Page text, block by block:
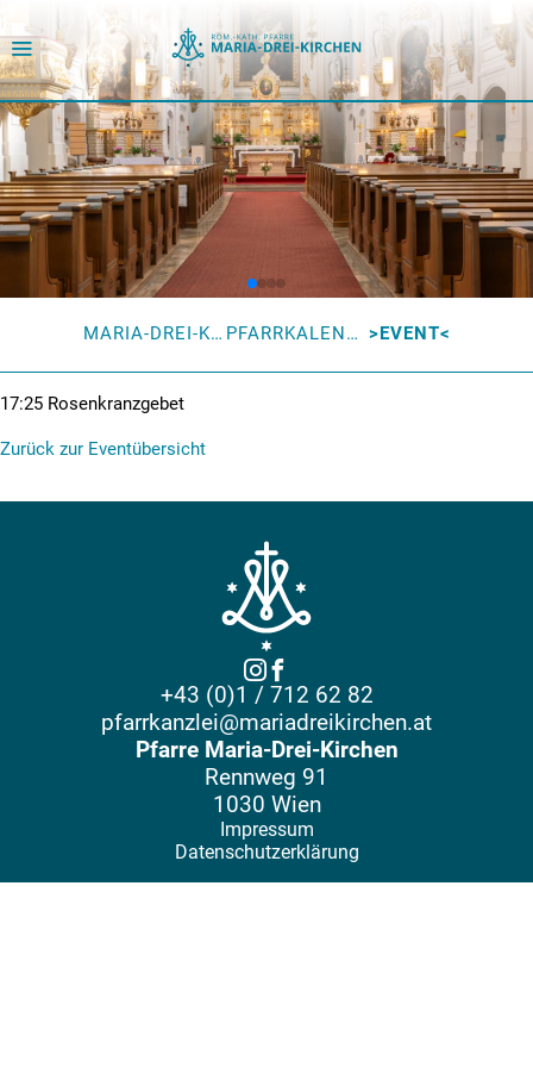
MARIA-DREI-KIRCHEN PFARRKALENDER EVENT
17:25 Rosenkranzgebet
Zurück zur Eventübersicht
+43 (0)1 / 712 62 82
pfarrkanzlei@mariadreikirchen.at
Pfarre Maria-Drei-Kirchen
Rennweg 91
1030 Wien
Impressum
Datenschutzerklärung